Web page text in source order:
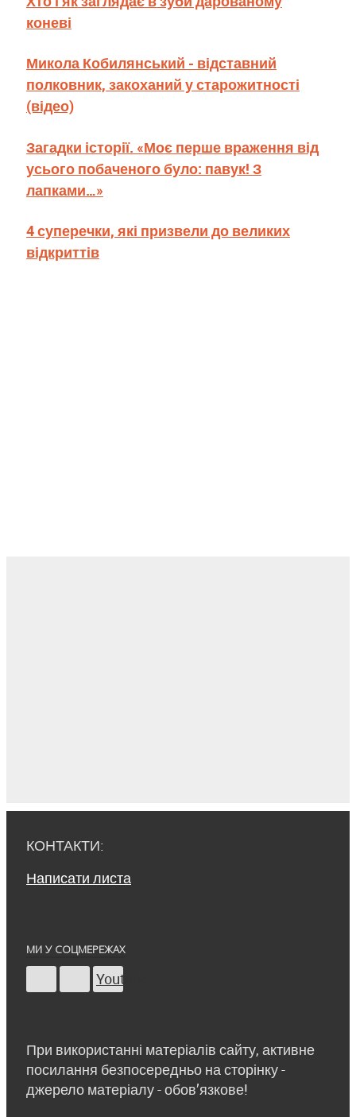
коневі
Микола Кобилянський - відставний
полковник, закоханий у старожитності
(відео)
Загадки історії. «Моє перше враження від
усього побаченого було: павук! З
лапками…»
4 суперечки, які призвели до великих
відкриттів
КОНТАКТИ:
Написати листа
МИ У СОЦМЕРЕЖАХ
Youtube
При використанні матеріалів сайту, активне
посилання безпосередньо на сторінку -
джерело матеріалу - обов’язкове!